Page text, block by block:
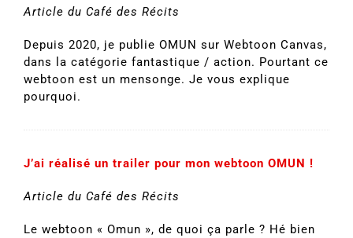
Article du Café des Récits
Depuis 2020, je publie OMUN sur Webtoon Canvas,
dans la catégorie fantastique / action. Pourtant ce
webtoon est un mensonge. Je vous explique
pourquoi.
J’ai réalisé un trailer pour mon webtoon OMUN !
Article du Café des Récits
Le webtoon « Omun », de quoi ça parle ? Hé bien